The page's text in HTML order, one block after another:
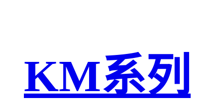
KM系列